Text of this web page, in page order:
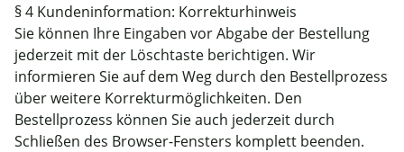
§ 4 Kundeninformation: Korrekturhinweis
Sie können Ihre Eingaben vor Abgabe der Bestellung
jederzeit mit der Löschtaste berichtigen. Wir
informieren Sie auf dem Weg durch den Bestellprozess
über weitere Korrekturmöglichkeiten. Den
Bestellprozess können Sie auch jederzeit durch
Schließen des Browser-Fensters komplett beenden.